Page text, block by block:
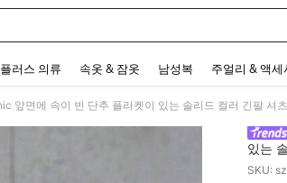
러스 의류 속옷 & 잠옷 남성복 주얼리 & 액세
앞면에 속이 빈 단추 플라켓이 있는 솔리드 컬러 긴팔 셔
있는
SKU: